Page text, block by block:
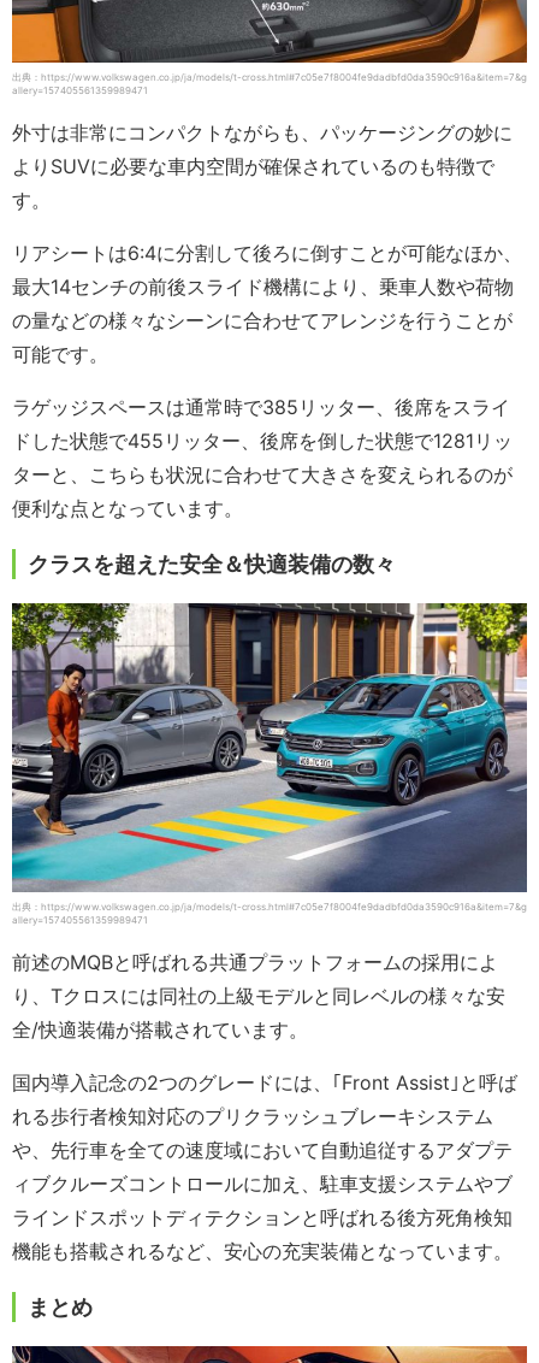
出典：https://www.volkswagen.co.jp/ja/models/t-cross.html#7c05e7f8004fe9dadbfd0da3590c916a&item=7&g
allery=157405561359989471
外寸は非常にコンパクトながらも、パッケージングの妙に
よりSUVに必要な車内空間が確保されているのも特徴で
す。
リアシートは6:4に分割して後ろに倒すことが可能なほか、
最大14センチの前後スライド機構により、乗車人数や荷物
の量などの様々なシーンに合わせてアレンジを行うことが
可能です。
ラゲッジスペースは通常時で385リッター、後席をスライ
ドした状態で455リッター、後席を倒した状態で1281リッ
ターと、こちらも状況に合わせて大きさを変えられるのが
便利な点となっています。
クラスを超えた安全＆快適装備の数々
出典：https://www.volkswagen.co.jp/ja/models/t-cross.html#7c05e7f8004fe9dadbfd0da3590c916a&item=7&g
allery=157405561359989471
前述のMQBと呼ばれる共通プラットフォームの採用によ
り、Tクロスには同社の上級モデルと同レベルの様々な安
全/快適装備が搭載されています。
国内導入記念の2つのグレードには、｢Front Assist｣と呼ば
れる歩行者検知対応のプリクラッシュブレーキシステム
や、先行車を全ての速度域において自動追従するアダプテ
ィブクルーズコントロールに加え、駐車支援システムやブ
ラインドスポットディテクションと呼ばれる後方死角検知
機能も搭載されるなど、安心の充実装備となっています。
まとめ